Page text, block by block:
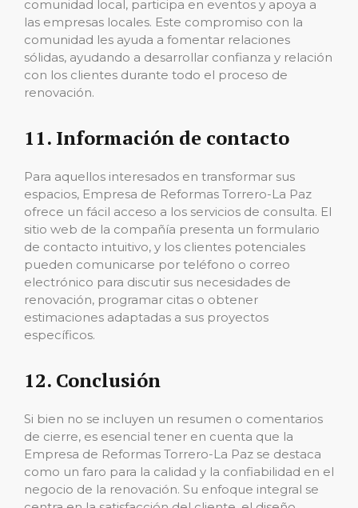
comunidad local, participa en eventos y apoya a
las empresas locales. Este compromiso con la
comunidad les ayuda a fomentar relaciones
sólidas, ayudando a desarrollar confianza y relación
con los clientes durante todo el proceso de
renovación.
11. Información de contacto
Para aquellos interesados ​​en transformar sus
espacios, Empresa de Reformas Torrero-La Paz
ofrece un fácil acceso a los servicios de consulta. El
sitio web de la compañía presenta un formulario
de contacto intuitivo, y los clientes potenciales
pueden comunicarse por teléfono o correo
electrónico para discutir sus necesidades de
renovación, programar citas o obtener
estimaciones adaptadas a sus proyectos
específicos.
12. Conclusión
Si bien no se incluyen un resumen o comentarios
de cierre, es esencial tener en cuenta que la
Empresa de Reformas Torrero-La Paz se destaca
como un faro para la calidad y la confiabilidad en el
negocio de la renovación. Su enfoque integral se